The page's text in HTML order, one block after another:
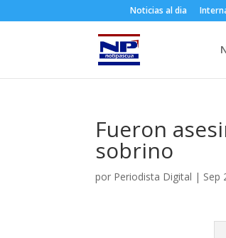
Noticias al dia
Fueron
sobrino
por Periodista Digital | Sep